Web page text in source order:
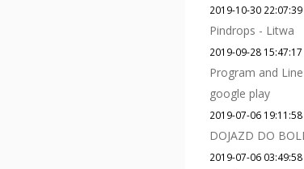
2019-10-30 22:07:39
Pindrops - Litwa
2019-09-28 15:47:17
Program and
google play
2019-07-06 19:11:58
DOJAZD DO
2019-07-06 03:49:58